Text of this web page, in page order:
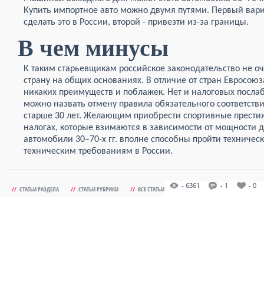
Купить импортное авто можно двумя путями. Первый
сделать это в России, второй - привезти из-за границы.
В чем минусы
К таким старьевщикам российское законодательство не
страну на общих основаниях. В отличие от стран
никаких преимуществ и поблажек. Нет и налоговых
можно назвать отмену правила обязательного
старше 30 лет. Желающим приобрести спортивные
налогах, которые взимаются в зависимости от мощности
автомобили 30–70-х гг. вполне способны пройти
техническим требованиям в России.
// СТАТЬИ РАЗДЕЛА // СТАТЬИ РУБРИКИ // ВСЕ СТАТЬИ - 6361 - 1 - 0